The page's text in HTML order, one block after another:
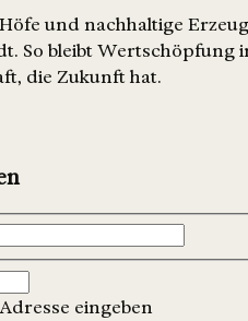
und nachhaltige
So bleibt
die Zukunft hat.
eingeben